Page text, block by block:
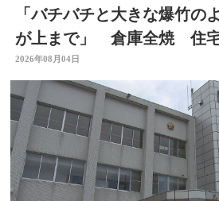
「バチバチと大きな爆竹の
が上まで」 倉庫全焼 住宅
事 大分
2026年08月04日